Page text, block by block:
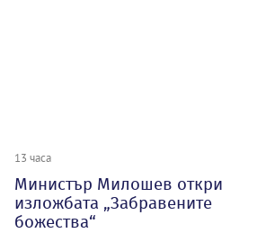
13 часа
Министър Милошев откри
изложбата „Забравените
божества“